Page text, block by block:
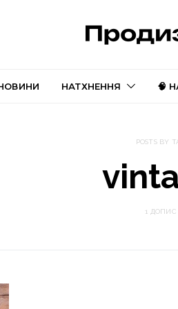
НАТХНЕННЯ 🧠
POSTS BY
1 ДОПИС